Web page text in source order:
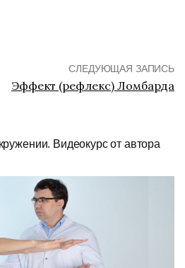
СЛЕДУЮЩАЯ ЗАПИСЬ
Эффект (рефлекс) Ломбарда
Видеокурс от автора